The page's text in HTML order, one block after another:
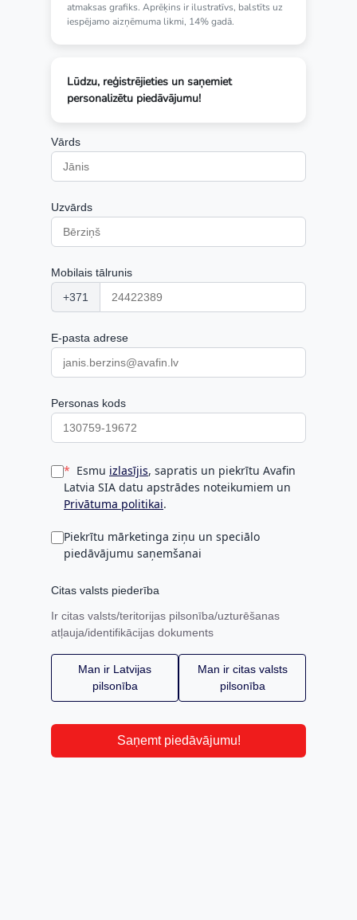
atmaksas grafiks. Aprēķins ir ilustratīvs, balstīts uz
iespējamo aizņēmuma likmi, 14% gadā.
Lūdzu, reģistrējieties un saņemiet
personalizētu piedāvājumu!
Vārds
Uzvārds
Mobilais tālrunis
+371
E-pasta adrese
Personas kods
Esmu izlasījis, sapratis un piekrītu Avafin
Latvia SIA datu apstrādes noteikumiem un
Privātuma politikai.
Piekrītu mārketinga ziņu un speciālo
piedāvājumu saņemšanai
Citas valsts piederība
Ir citas valsts/teritorijas pilsonība/uzturēšanas
atļauja/identifikācijas dokuments
Man ir Latvijas
pilsonība
Man ir citas valsts
pilsonība
Saņemt piedāvājumu!